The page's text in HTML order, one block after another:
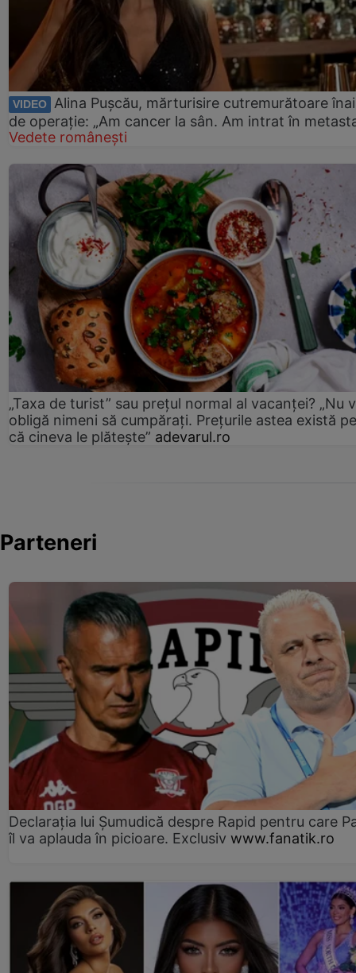
VIDEO
Alina Pușcău, mărturisire cutremurătoare
de operație: „Am cancer la sân. Am intrat în
Vedete românești
„Taxa de turist” sau prețul normal al vacanței? „Nu
obligă nimeni să cumpărați. Prețurile astea există
că cineva le plătește” adevarul.ro
Parteneri
Declarația lui Șumudică despre Rapid pentru care
îl va aplauda în picioare. Exclusiv www.fanatik.ro